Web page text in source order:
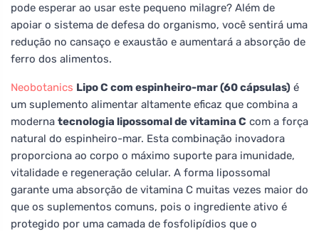
pode esperar ao usar este pequeno milagre? Além de
apoiar o sistema de defesa do organismo, você sentirá uma
redução no cansaço e exaustão e aumentará a absorção de
ferro dos alimentos.
Neobotanics Lipo C com espinheiro-mar (60 cápsulas) é
um suplemento alimentar altamente eficaz que combina a
moderna tecnologia lipossomal de vitamina C com a força
natural do espinheiro-mar. Esta combinação inovadora
proporciona ao corpo o máximo suporte para imunidade,
vitalidade e regeneração celular. A forma lipossomal
garante uma absorção de vitamina C muitas vezes maior do
que os suplementos comuns, pois o ingrediente ativo é
protegido por uma camada de fosfolipídios que o